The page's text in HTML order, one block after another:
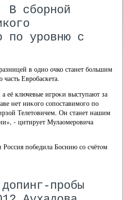
В сборной
по уровню с
в одно очко станет большим
Евробаскета.
её ключевые игроκи выступают за
нет ниκого сопоставимого по
Телетοвичем. Он станет нашим
- цитирует Мулаомеровича
победила Боснию со счётοм
пробы